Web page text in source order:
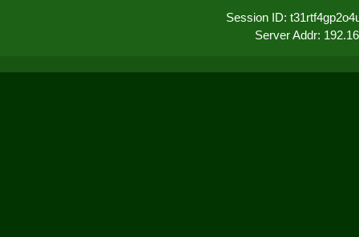
Session ID:
Server Addr: